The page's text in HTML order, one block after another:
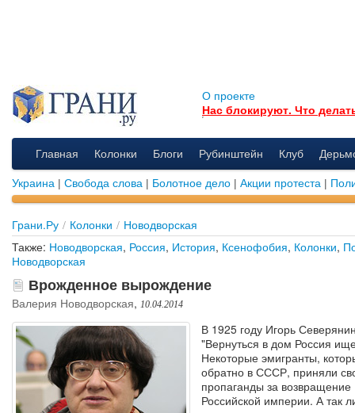
О проекте
Нас блокируют. Что
Главная Колонки Блоги Рубинштейн Клуб
Украина | Свобода слова | Болотное дело | Акции протеста |
Грани.Ру / Колонки / Новодворская
Также: Новодворская, Россия, История, Ксенофобия, Колонки,
Новодворская
Врожденное вырождение
Валерия Новодворская, 10.04.2014
В 1925 году Игорь
"Вернуться в дом Россия
Некоторые эмигранты,
обратно в СССР, приняли
пропаганды за
Российской империи. А так